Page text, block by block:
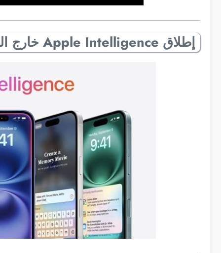
إطلاق Apple Intelligence خارج الولايات المتحدة